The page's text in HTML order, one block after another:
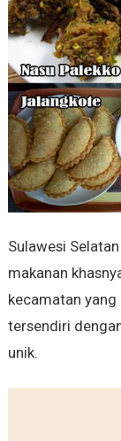
Sulawesi
makanan
kecamatan
tersendiri
unik.